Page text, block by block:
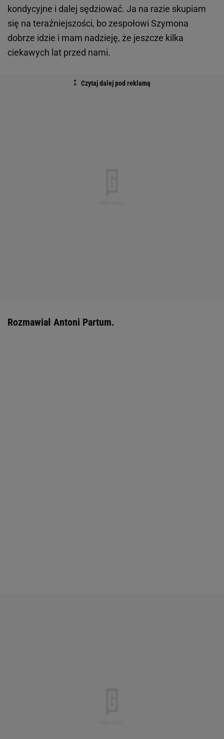
kondycyjne i dalej sędziować. Ja na razie skupiam
się na teraźniejszości, bo zespołowi Szymona
dobrze idzie i mam nadzieję, że jeszcze kilka
ciekawych lat przed nami.
Rozmawiał Antoni Partum.